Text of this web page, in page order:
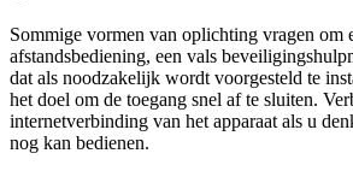
Sommige vormen van oplichting vragen om
afstandsbediening, een vals
dat als noodzakelijk wordt voorgesteld te
het doel om de toegang snel af te sluiten.
internetverbinding van het apparaat als u
nog kan bedienen.